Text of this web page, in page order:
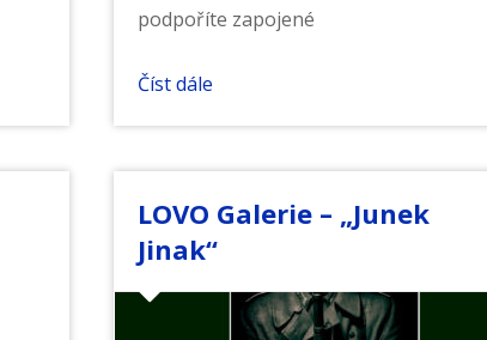
podpoříte zapojené
Číst dále
LOVO Galerie – „Junek
Jinak“